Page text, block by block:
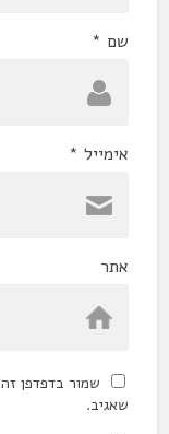
שם *
אימייל *
אתר
שמור בדפדפן
שאגיב.